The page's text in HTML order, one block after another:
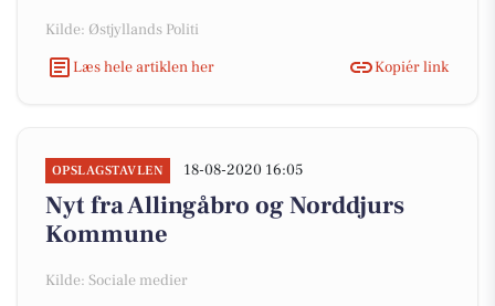
Kilde: Østjyllands Politi
Læs hele artiklen her
Kopiér link
OPSLAGSTAVLEN 18-08-2020 16:05
Nyt fra Allingåbro og Norddjurs
Kommune
Kilde: Sociale medier